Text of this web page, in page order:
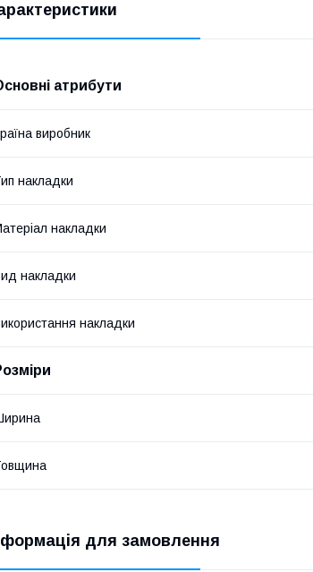
атрибути
виробник
накладки
накладки
накладки
накладки
для замовлення